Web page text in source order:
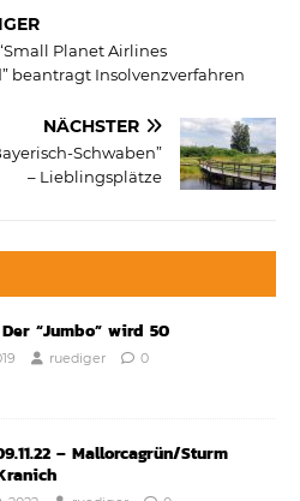
Planet Airlines
beantragt Insolvenzverfahren
NÄCHSTER
Schwaben”
– Lieblingsplätze
“Jumbo” wird 50
ruediger 0
– Mallorcagrün/Sturm